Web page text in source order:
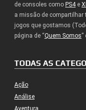
de consoles como PS4e
a missão de compartilhar
jogos que gostamos
página de “Quem Somos”
TODAS AS
Ação
Análise
Aventura